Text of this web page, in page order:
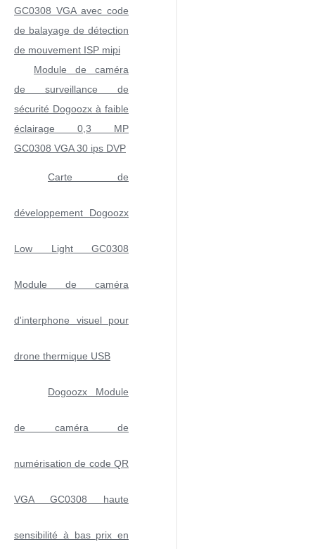
GC0308 VGA avec code
de balayage de détection
de mouvement ISP mipi
Module de caméra
de surveillance de
sécurité Dogoozx à faible
éclairage 0,3 MP
GC0308 VGA 30 ips DVP
Carte de
développement Dogoozx
Low Light GC0308
Module de caméra
d'interphone visuel pour
drone thermique USB
Dogoozx Module
de caméra de
numérisation de code QR
VGA GC0308 haute
sensibilité à bas prix en